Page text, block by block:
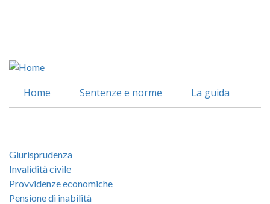
Home Sentenze e norme La guida
Giurisprudenza
Invalidità civile
Provvidenze economiche
Pensione di inabilità